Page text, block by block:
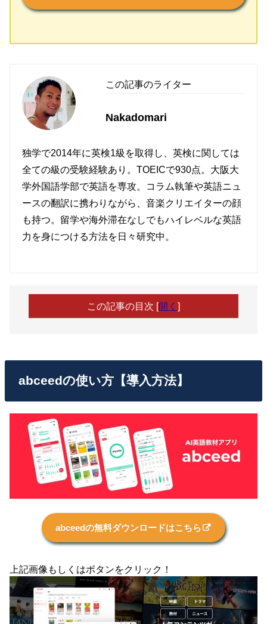
この記事のライター
Nakadomari
独学で2014年に英検1級を取得し、英検に関しては
全ての級の受験経験あり。TOEICで930点。大阪大
学外国語学部で英語を専攻。コラム執筆や英語ニュ
ースの翻訳に携わりながら、音楽クリエイターの顔
も持つ。留学や海外滞在なしでもハイレベルな英語
力を身につける方法を日々研究中。
この記事の目次 [開く ]
abceedの使い方【導入方法】
abceedの無料ダウンロードはこちら
上記画像もしくはボタンをクリック！